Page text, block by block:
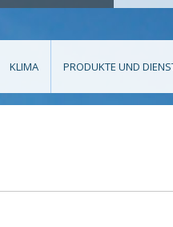
KLIMA PRODUKTE UND